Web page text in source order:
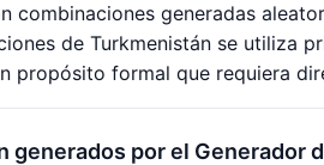
combinaciones generadas
de Turkmenistán se utiliza
propósito formal que requiera
por el Generador